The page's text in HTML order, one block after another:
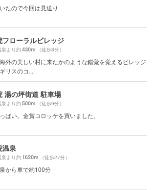
たので今回は見送り
フローラルビレッジ
泉より約430m （徒歩8分）
外の美しい村に来たかのような錯覚を覚えるビレッジ
リスのコ...
湯の坪街道 駐車場
泉より約500m （徒歩9分）
ぱい。金賞コロッケを買いました。
温泉
泉より約1620m （徒歩27分）
から車で約100分